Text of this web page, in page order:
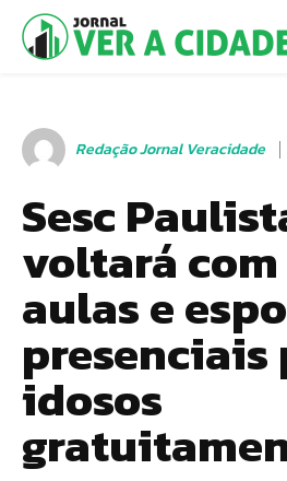
Redação Jornal Veracidade
Sesc
voltará
aulas e
presenciais
idosos